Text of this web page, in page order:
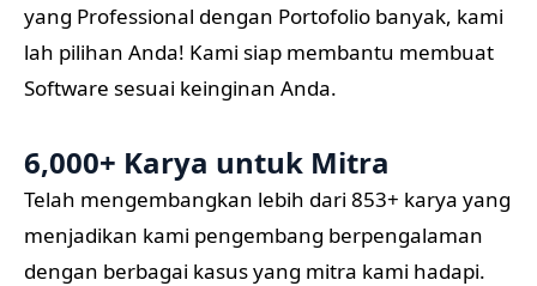
yang Professional dengan Portofolio banyak, kami
lah pilihan Anda! Kami siap membantu membuat
Software sesuai keinginan Anda.
6,000+ Karya untuk Mitra
Telah mengembangkan lebih dari 853+ karya yang
menjadikan kami pengembang berpengalaman
dengan berbagai kasus yang mitra kami hadapi.